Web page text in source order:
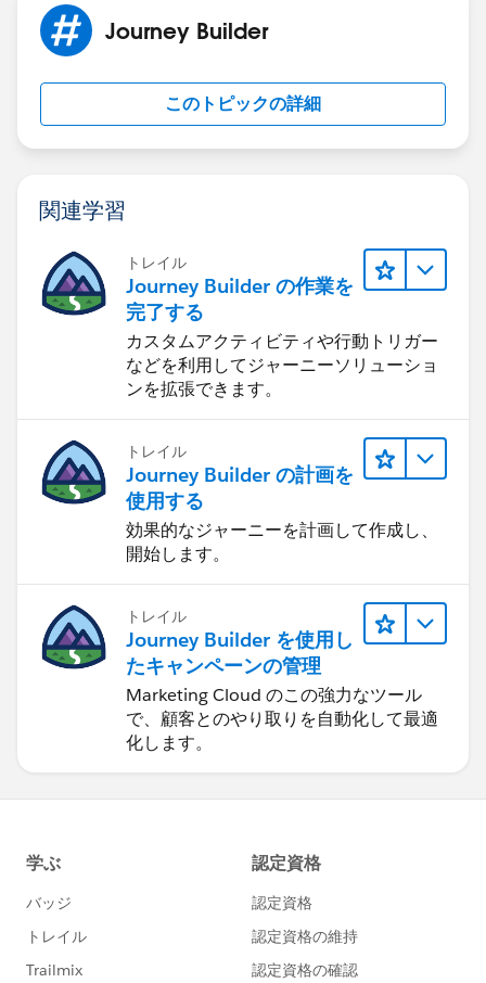
Journey Builder
このトピックの詳細
関連学習
トレイル
Journey Builder の作業を
完了する
カスタムアクティビティや行動トリガー
などを利用してジャーニーソリューショ
ンを拡張できます。
トレイル
Journey Builder の計画を
使用する
効果的なジャーニーを計画して作成し、
開始します。
トレイル
Journey Builder を使用し
たキャンペーンの管理
Marketing Cloud のこの強力なツール
で、顧客とのやり取りを自動化して最適
化します。